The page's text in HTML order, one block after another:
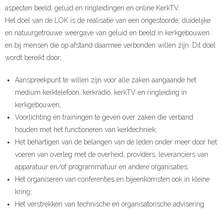
aspecten beeld, geluid en ringleidingen en online KerkTV.
Het doel van de LOK is de realisatie van een ongestoorde, duidelijke
en natuurgetrouwe weergave van geluid en beeld in kerkgebouwen
en bij mensen die op afstand daarmee verbonden willen zijn. Dit doel
wordt bereikt door;
Aanspreekpunt te willen zijn voor alle zaken aangaande het
medium kerktelefoon, kerkradio, kerkTV en ringleiding in
kerkgebouwen;
Voorlichting en trainingen te geven over zaken die verband
houden met het functioneren van kerktechniek;
Het behartigen van de belangen van de leden onder meer door het
voeren van overleg met de overheid, providers, leveranciers van
apparatuur en/of programmatuur en andere organisaties;
Het organiseren van conferenties en bijeenkomsten ook in kleine
kring;
Het verstrekken van technische en organisatorische advisering